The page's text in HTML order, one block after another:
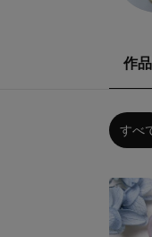
作
すべ